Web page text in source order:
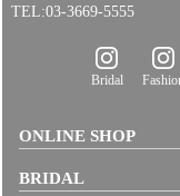
TEL:03-3669-5555
Bridal
ONLINE SHOP
BRIDAL